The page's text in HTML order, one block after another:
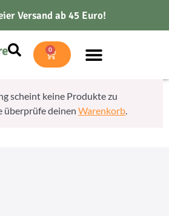
Versand ab 45 Euro!
0
scheint keine Produkte zu
überprüfe deinen Warenkorb.